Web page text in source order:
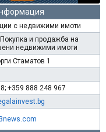
с недвижими имоти
и продажба на
недвижими имоти
Стаматов 1
+359 888 248 967